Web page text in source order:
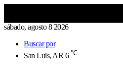
sábado, agosto 8 2026
Buscar por
San Luis, AR 6 ℃